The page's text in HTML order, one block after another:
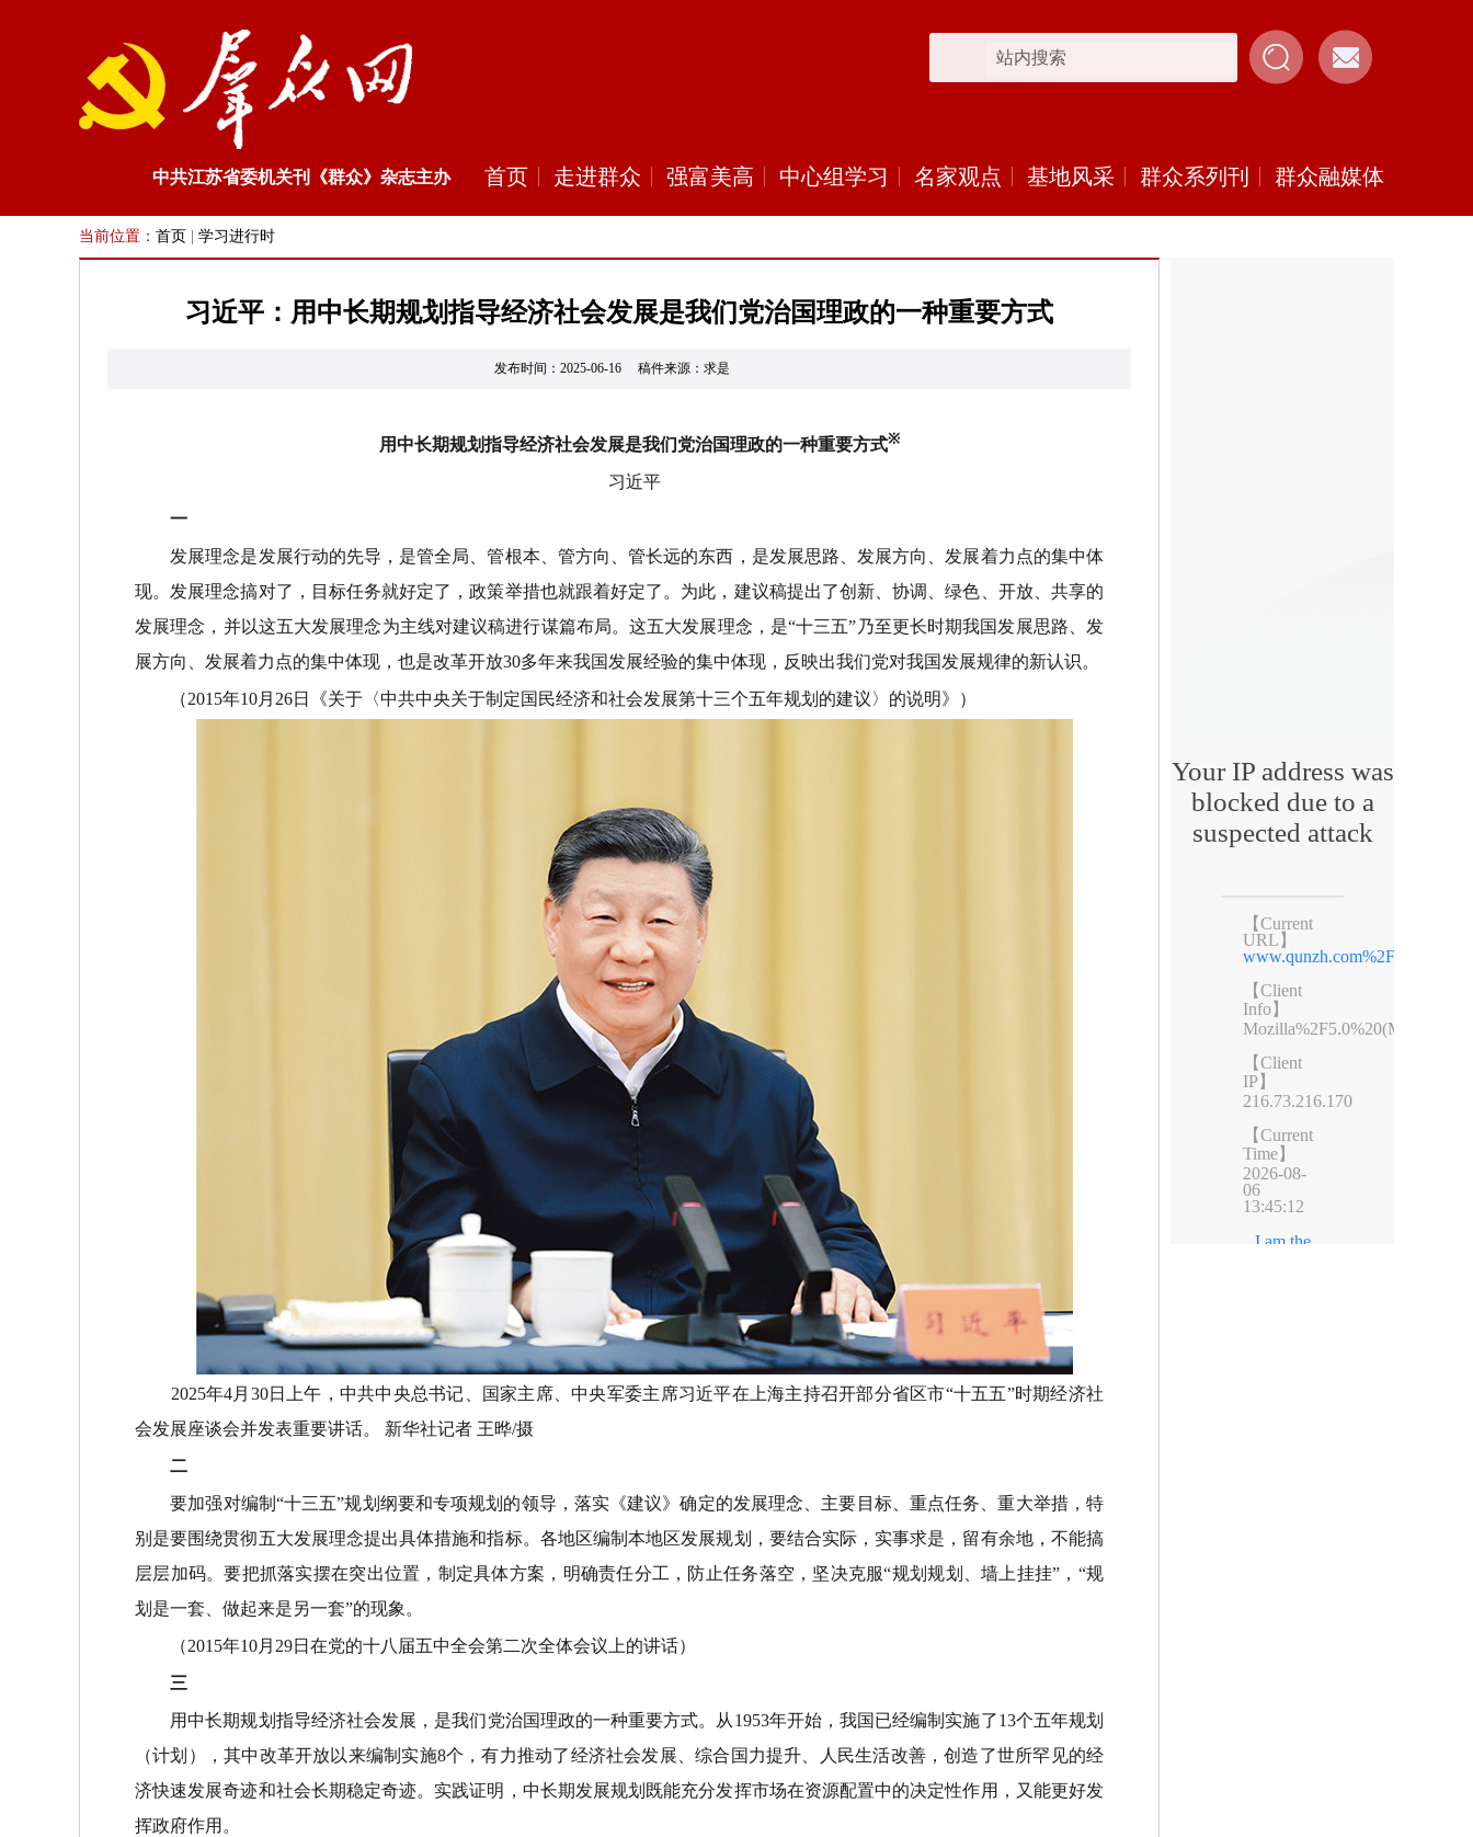
中共江苏省委机关刊《群众》杂志主办 首页 走进群众 强富美高 中心组学习 名家观点 基地风采 群众系列刊 群众融媒体
当前位置： 首页 学习进行时
习近平：用中长期规划指导经济社会发展是我们党治国理政的一种重要方式
发布时间：2025-06-16 稿件来源：求是
用中长期规划指导经济社会发展是我们党治国理政的一种重要方式※
习近平
一
发展理念是发展行动的先导，是管全局、管根本、管方向、管长远的东西，是发展思路、发展方向、发展着力点的集中体
现。发展理念搞对了，目标任务就好定了，政策举措也就跟着好定了。为此，建议稿提出了创新、协调、绿色、开放、共享的
发展理念，并以这五大发展理念为主线对建议稿进行谋篇布局。这五大发展理念，是“十三五”乃至更长时期我国发展思路、发
展方向、发展着力点的集中体现，也是改革开放30多年来我国发展经验的集中体现，反映出我们党对我国发展规律的新认识。
（2015年10月26日《关于〈中共中央关于制定国民经济和社会发展第十三个五年规划的建议〉的说明》）
2025年4月30日上午，中共中央总书记、国家主席、中央军委主席习近平在上海主持召开部分省区市“十五五”时期经济社
会发展座谈会并发表重要讲话。 新华社记者 王晔/摄
二
要加强对编制“十三五”规划纲要和专项规划的领导，落实《建议》确定的发展理念、主要目标、重点任务、重大举措，特
别是要围绕贯彻五大发展理念提出具体措施和指标。各地区编制本地区发展规划，要结合实际，实事求是，留有余地，不能搞
层层加码。要把抓落实摆在突出位置，制定具体方案，明确责任分工，防止任务落空，坚决克服“规划规划、墙上挂挂”，“规
划是一套、做起来是另一套”的现象。
（2015年10月29日在党的十八届五中全会第二次全体会议上的讲话）
三
用中长期规划指导经济社会发展，是我们党治国理政的一种重要方式。从1953年开始，我国已经编制实施了13个五年规划
（计划），其中改革开放以来编制实施8个，有力推动了经济社会发展、综合国力提升、人民生活改善，创造了世所罕见的经
济快速发展奇迹和社会长期稳定奇迹。实践证明，中长期发展规划既能充分发挥市场在资源配置中的决定性作用，又能更好发
挥政府作用。